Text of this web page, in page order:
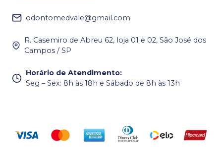
odontomedvale@gmail.com
R. Casemiro de Abreu 62, loja 01 e 02, São José dos
Campos / SP
Horário de Atendimento:
Seg – Sex: 8h às 18h e Sábado de 8h às 13h